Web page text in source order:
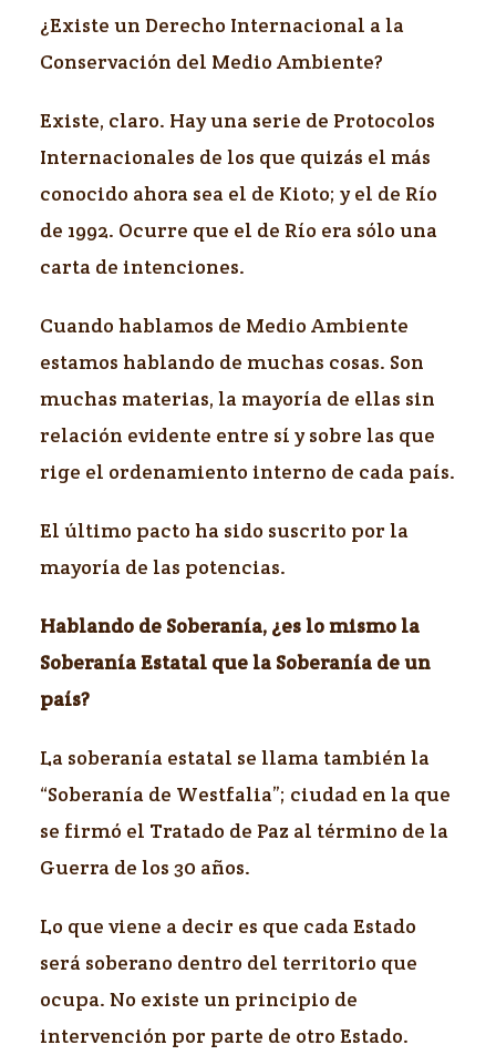
¿Existe un Derecho Internacional a la
Conservación del Medio Ambiente?
Existe, claro. Hay una serie de Protocolos
Internacionales de los que quizás el más
conocido ahora sea el de Kioto; y el de Río
de 1992. Ocurre que el de Río era sólo una
carta de intenciones.
Cuando hablamos de Medio Ambiente
estamos hablando de muchas cosas. Son
muchas materias, la mayoría de ellas sin
relación evidente entre sí y sobre las que
rige el ordenamiento interno de cada país.
El último pacto ha sido suscrito por la
mayoría de las potencias.
Hablando de Soberanía, ¿es lo mismo la
Soberanía Estatal que la Soberanía de un
país?
La soberanía estatal se llama también la
“Soberanía de Westfalia”; ciudad en la que
se firmó el Tratado de Paz al término de la
Guerra de los 30 años.
Lo que viene a decir es que cada Estado
será soberano dentro del territorio que
ocupa. No existe un principio de
intervención por parte de otro Estado.